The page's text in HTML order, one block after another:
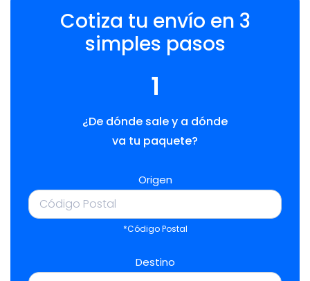
Cotiza tu envío en 3
simples pasos
1
¿De dónde sale y a dónde
va tu paquete?
Origen
*Código Postal
Destino